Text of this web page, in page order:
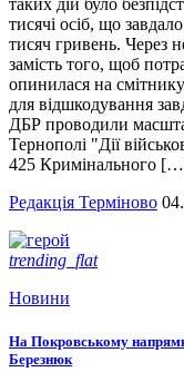
таких дій було
тисячі осіб, що
тисяч гривень. Через
замість того, щоб
опинилася на
для відшкодування
ДБР проводили
Тернополі "Дії
425 Кримінального
Редакція Терміново
trending_flat
Новини
На Покровському
Березнюк